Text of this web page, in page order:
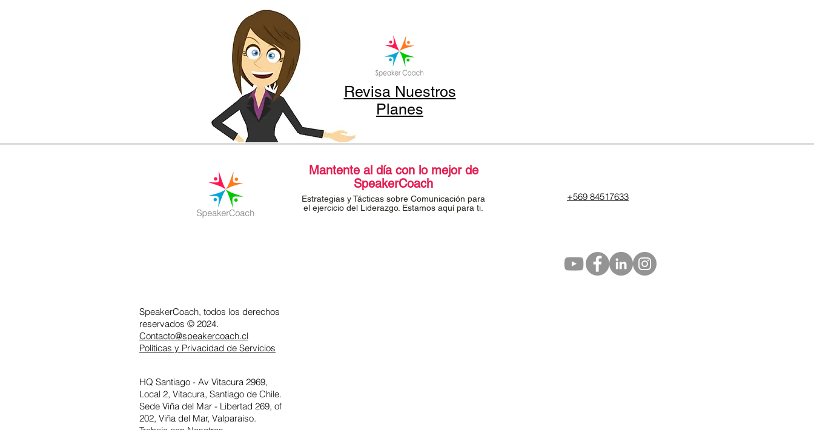
Revisa Nuestros
Planes
Mantente al día con lo mejor de
SpeakerCoach
Estrategias y Tácticas sobre Comunicación para
el ejercicio del Liderazgo. Estamos aquí para ti.
+569 84517633
SpeakerCoach, todos los derechos
reservados © 2024.
Contacto@speakercoach.cl
Políticas y Privacidad de Servicios
HQ Santiago - Av Vitacura 2969,
Local 2, Vitacura, Santiago de Chile.
Sede Viña del Mar - Libertad 269, of
202, Viña del Mar, Valparaiso.